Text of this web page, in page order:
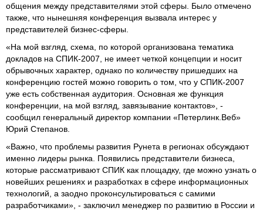
общения между представителями этой сферы. Было отмечено
также, что нынешняя конференция вызвала интерес у
представителей бизнес-сферы.
«На мой взгляд, схема, по которой организована тематика
докладов на СПИК-2007, не имеет четкой концепции и носит
обрывочных характер, однако по количеству пришедших на
конференцию гостей можно говорить о том, что у СПИК-2007
уже есть собственная аудитория. Основная же функция
конференции, на мой взгляд, завязывание контактов», -
сообщил генеральный директор компании «Петерлинк.Веб»
Юрий Степанов.
«Важно, что проблемы развития Рунета в регионах обсуждают
именно лидеры рынка. Появились представители бизнеса,
которые рассматривают СПИК как площадку, где можно узнать о
новейших решениях и разработках в сфере информационных
технологий, а заодно проконсультироваться с самими
разработчиками», - заключил менеджер по развитию в России и